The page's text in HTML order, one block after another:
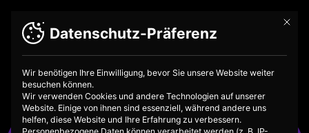
Mit
Datenschutz-Präferenz
Wir benötigen Ihre Einwilligung, bevor Sie unsere Website weiter
besuchen können.
Wir verwenden Cookies und andere Technologien auf unserer
Website. Einige von ihnen sind essenziell, während andere uns
helfen, diese Website und Ihre Erfahrung zu verbessern.